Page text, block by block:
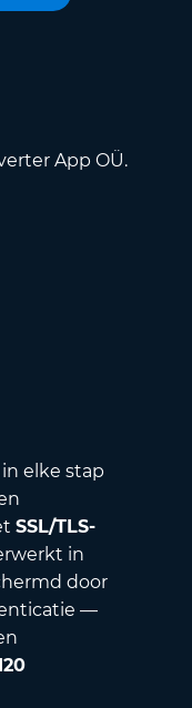
App OÜ.
elke stap
SSL/TLS-
in
door
—